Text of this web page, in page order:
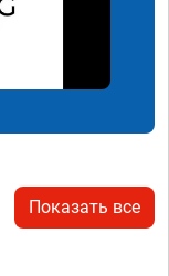
Показать все